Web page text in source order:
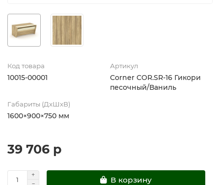
Код товара
10015-00001
Артикул
Corner COR.SR-16 Гикори
песочный/Ваниль
Габариты (ДхШхВ)
1600×900×750 мм
39 706 р
В корзину